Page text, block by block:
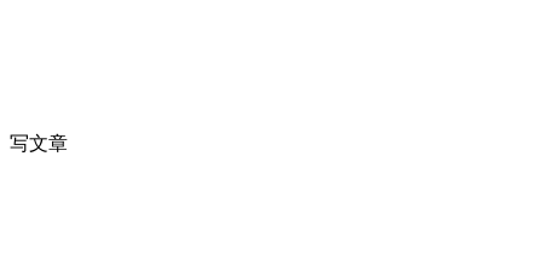
写文章